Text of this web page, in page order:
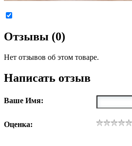
Отзывы (0)
Нет отзывов об этом товаре.
Написать отзыв
Ваше Имя:
Оценка: